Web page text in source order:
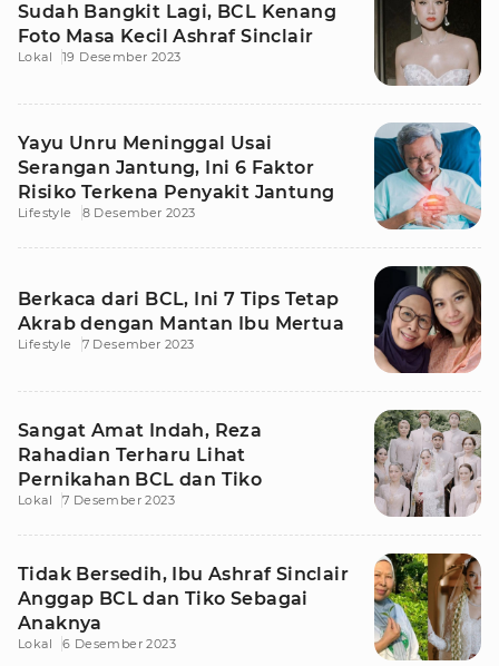
Sudah Bangkit Lagi, BCL Kenang
Foto Masa Kecil Ashraf Sinclair
Lokal 19 Desember 2023
Yayu Unru Meninggal Usai
Serangan Jantung, Ini 6 Faktor
Risiko Terkena Penyakit Jantung
Lifestyle 8 Desember 2023
Berkaca dari BCL, Ini 7 Tips Tetap
Akrab dengan Mantan Ibu Mertua
Lifestyle 7 Desember 2023
Sangat Amat Indah, Reza
Rahadian Terharu Lihat
Pernikahan BCL dan Tiko
Lokal 7 Desember 2023
Tidak Bersedih, Ibu Ashraf Sinclair
Anggap BCL dan Tiko Sebagai
Anaknya
Lokal 6 Desember 2023